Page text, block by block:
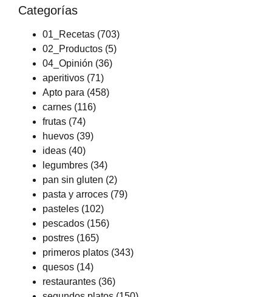
Categorías
01_Recetas (703)
02_Productos (5)
04_Opinión (36)
aperitivos (71)
Apto para (458)
carnes (116)
frutas (74)
huevos (39)
ideas (40)
legumbres (34)
pan sin gluten (2)
pasta y arroces (79)
pasteles (102)
pescados (156)
postres (165)
primeros platos (343)
quesos (14)
restaurantes (36)